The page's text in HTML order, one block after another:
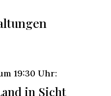
19:30 Uhr:
in Sicht